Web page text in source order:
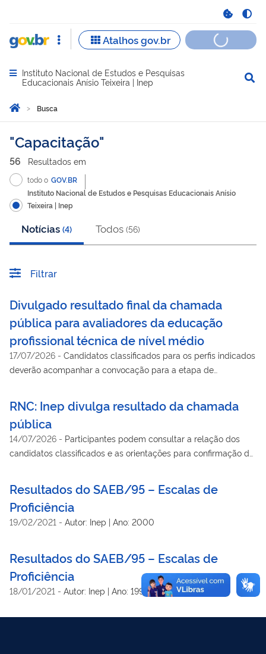
Abrir menu principal de navegação
Instituto Nacional de Estudos e Pesquisas
Educacionais Anísio Teixeira | Inep
Você está aqui:
Página Inicial
Busca
Busca
Capacitação
56 Resultados em
todo o GOV.BR
Instituto Nacional de Estudos e Pesquisas Educacionais Anísio
Teixeira | Inep
Notícias (4) Todos (56)
Filtrar
Divulgado resultado final da chamada
pública para avaliadores da educação
profissional técnica de nível médio
17/07/2026 - Candidatos classificados para os perfis indicados
deverão acompanhar a convocação para a etapa de
RNC: Inep divulga resultado da chamada
pública
14/07/2026 - Participantes podem consultar a relação dos
candidatos classificados e as orientações para confirmação da
Resultados do SAEB/95 – Escalas de
Proficiência
19/02/2021 - Autor: Inep | Ano: 2000
Resultados do SAEB/95 – Escalas de
Proficiência
18/01/2021 - Autor: Inep | Ano: 1998